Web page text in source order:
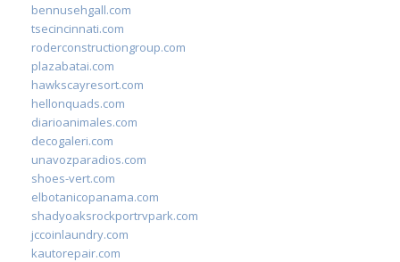
bennusehgall.com
tsecincinnati.com
roderconstructiongroup.com
plazabatai.com
hawkscayresort.com
hellonquads.com
diarioanimales.com
decogaleri.com
unavozparadios.com
shoes-vert.com
elbotanicopanama.com
shadyoaksrockportrvpark.com
jccoinlaundry.com
kautorepair.com